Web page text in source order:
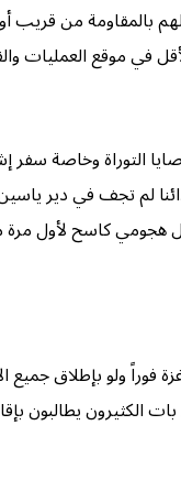
بالمقاومة من قريب
في موقع العمليات
التوراة وخاصة سفر
لم تجف في دير
جاء نتيجة فعل هجومي كاسح
فوراً ولو بإطلاق جميع
يطالبون